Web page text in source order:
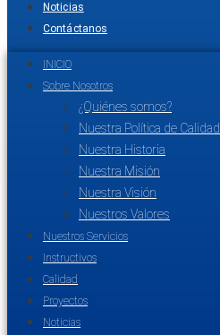
Noticias
Contáctanos
INICIO
Sobre Nosotros
¿Quiénes somos?
Nuestra Política de Calidad
Nuestra Historia
Nuestra Misión
Nuestra Visión
Nuestros Valores
Nuestros Servicios
Instructivos
Calidad
Proyectos
Noticias